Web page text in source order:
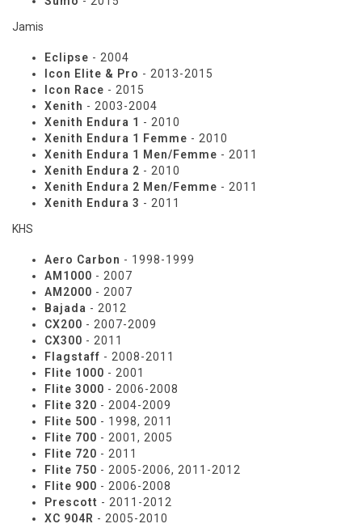
Jamis
Eclipse - 2004
Icon Elite & Pro - 2013-2015
Icon Race - 2015
Xenith - 2003-2004
Xenith Endura 1 - 2010
Xenith Endura 1 Femme - 2010
Xenith Endura 1 Men/Femme - 2011
Xenith Endura 2 - 2010
Xenith Endura 2 Men/Femme - 2011
Xenith Endura 3 - 2011
KHS
Aero Carbon - 1998-1999
AM1000 - 2007
AM2000 - 2007
Bajada - 2012
CX200 - 2007-2009
CX300 - 2011
Flagstaff - 2008-2011
Flite 1000 - 2001
Flite 3000 - 2006-2008
Flite 320 - 2004-2009
Flite 500 - 1998, 2011
Flite 700 - 2001, 2005
Flite 720 - 2011
Flite 750 - 2005-2006, 2011-2012
Flite 900 - 2006-2008
Prescott - 2011-2012
XC 904R - 2005-2010